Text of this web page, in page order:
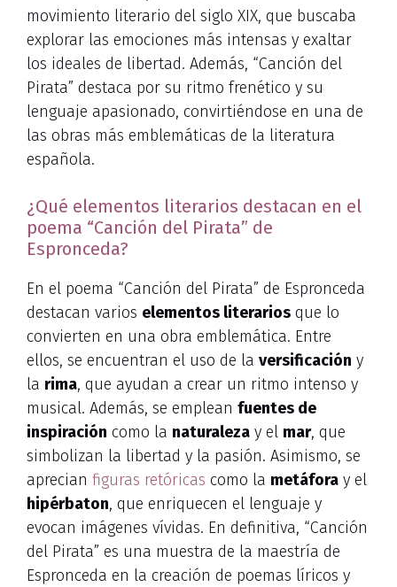
movimiento literario del siglo XIX, que buscaba
explorar las emociones más intensas y exaltar
los ideales de libertad. Además, “Canción del
Pirata” destaca por su ritmo frenético y su
lenguaje apasionado, convirtiéndose en una de
las obras más emblemáticas de la literatura
española.
¿Qué elementos literarios destacan en el
poema “Canción del Pirata” de
Espronceda?
En el poema “Canción del Pirata” de Espronceda
destacan varios elementos literarios que lo
convierten en una obra emblemática. Entre
ellos, se encuentran el uso de la versificación y
la rima, que ayudan a crear un ritmo intenso y
musical. Además, se emplean fuentes de
inspiración como la naturaleza y el mar, que
simbolizan la libertad y la pasión. Asimismo, se
aprecian figuras retóricas como la metáfora y el
hipérbaton, que enriquecen el lenguaje y
evocan imágenes vívidas. En definitiva, “Canción
del Pirata” es una muestra de la maestría de
Espronceda en la creación de poemas líricos y